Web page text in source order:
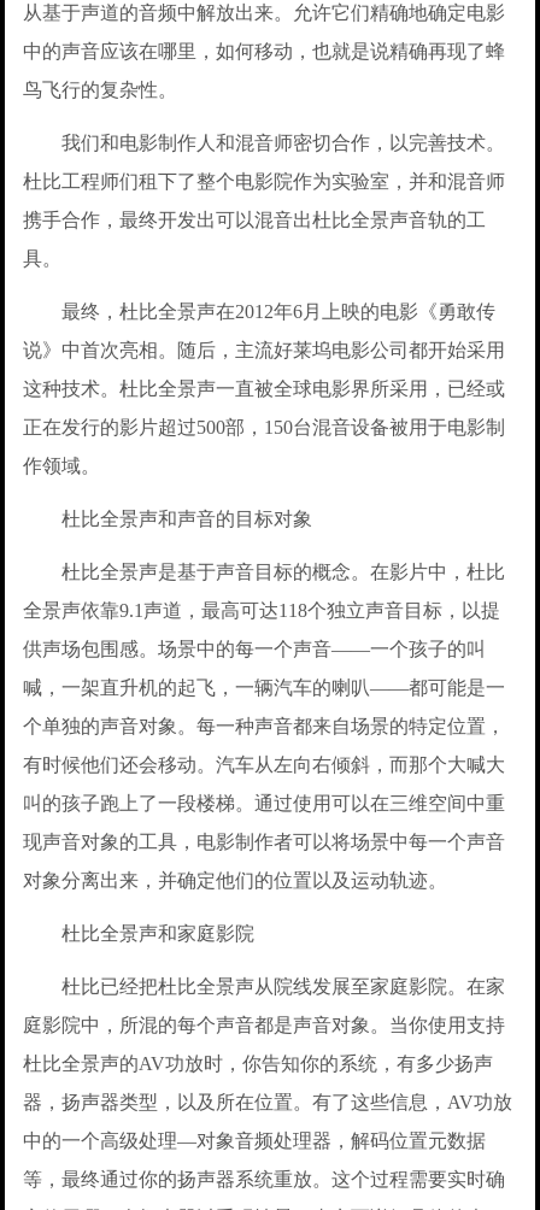
从基于声道的音频中解放出来。允许它们精确地确定电影
中的声音应该在哪里，如何移动，也就是说精确再现了蜂
鸟飞行的复杂性。
我们和电影制作人和混音师密切合作，以完善技术。
杜比工程师们租下了整个电影院作为实验室，并和混音师
携手合作，最终开发出可以混音出杜比全景声音轨的工
具。
最终，杜比全景声在2012年6月上映的电影《勇敢传
说》中首次亮相。随后，主流好莱坞电影公司都开始采用
这种技术。杜比全景声一直被全球电影界所采用，已经或
正在发行的影片超过500部，150台混音设备被用于电影制
作领域。
杜比全景声和声音的目标对象
杜比全景声是基于声音目标的概念。在影片中，杜比
全景声依靠9.1声道，最高可达118个独立声音目标，以提
供声场包围感。场景中的每一个声音——一个孩子的叫
喊，一架直升机的起飞，一辆汽车的喇叭——都可能是一
个单独的声音对象。每一种声音都来自场景的特定位置，
有时候他们还会移动。汽车从左向右倾斜，而那个大喊大
叫的孩子跑上了一段楼梯。通过使用可以在三维空间中重
现声音对象的工具，电影制作者可以将场景中每一个声音
对象分离出来，并确定他们的位置以及运动轨迹。
杜比全景声和家庭影院
杜比已经把杜比全景声从院线发展至家庭影院。在家
庭影院中，所混的每个声音都是声音对象。当你使用支持
杜比全景声的AV功放时，你告知你的系统，有多少扬声
器，扬声器类型，以及所在位置。有了这些信息，AV功放
中的一个高级处理—对象音频处理器，解码位置元数据
等，最终通过你的扬声器系统重放。这个过程需要实时确